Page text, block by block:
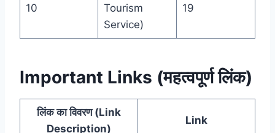
10
Tourism
Service)
19
Important Links (महत्वपूर्ण लिंक)
लिंक का विवरण (Link
Description)
Link